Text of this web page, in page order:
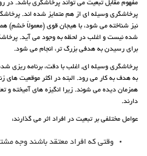
مفهوم مقابل تبعیت می تواند پرخاشگری باشد. در
پرخاشگری وسیله ای از هم متمایز شده اند.
نیز شناخته می شود، با هیجان قوی (معمولاً خشم)
شده نیست و اغلب در لحظه به وجود می آید.
برای رسیدن به هدفی بزرگ تر، انجام می شود.
پرخاشگری وسیله ای, اغلب با دقت، برنامه ریزی
به هدف به کار می رود. البته در اکثر موقعیت های
همزمان دیده می شوند. زیرا انگیزه های آمیخته و
دارند.
عوامل مختلفی بر تبعیت در افراد اثر می گذارند:
وقتی که افراد معتقد باشند وجه